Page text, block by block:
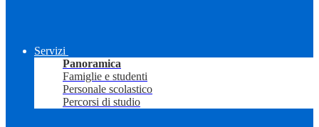
Servizi
Panoramica
Famiglie e studenti
Personale scolastico
Percorsi di studio